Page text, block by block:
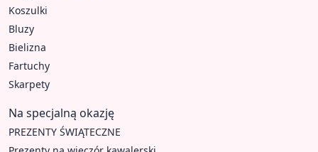
Koszulki
Bluzy
Bielizna
Fartuchy
Skarpety
Na specjalną okazję
PREZENTY ŚWIĄTECZNE